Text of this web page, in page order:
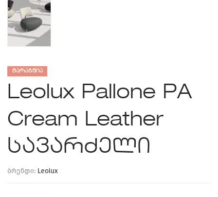
ᲛᲐᲠᲐᲒᲨᲘᲐ
Leolux Pallone PA
Cream Leather
სავარძელი
ბრენდი: Leolux